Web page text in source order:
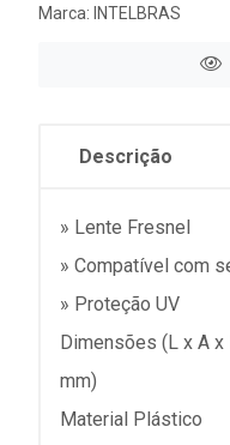
Marca: INTELBRAS
Descrição
» Lente Fresnel
» Compatível com
» Proteção UV
Dimensões (L x A
mm)
Material Plástico